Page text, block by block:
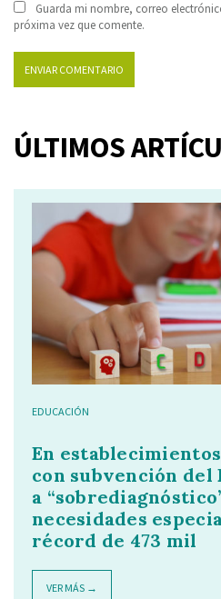
Guarda mi nombre, correo
próxima vez que comente.
ÚLTIMOS
EDUCACIÓN
En
con subvención del
a
necesidades
récord de 473 mil
VER MÁS →